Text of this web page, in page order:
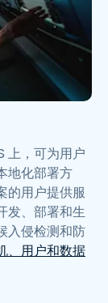
上，可为用户
地化部署方
的用户提供服
发、部署和生
入侵检测和防
、用户和数据